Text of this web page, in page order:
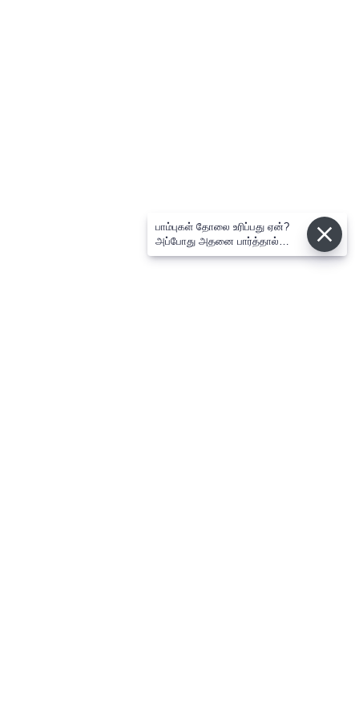
பாம்புகள் தோலை உரிப்பது ஏன்?
அப்போது அதனை பார்த்தால்
பழிவாங்குமா?